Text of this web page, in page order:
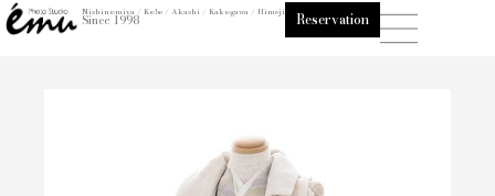
内
容
Nishinomiya / Kobe / Akashi / Kakogawa / Himeji
Since 1998 Reservation